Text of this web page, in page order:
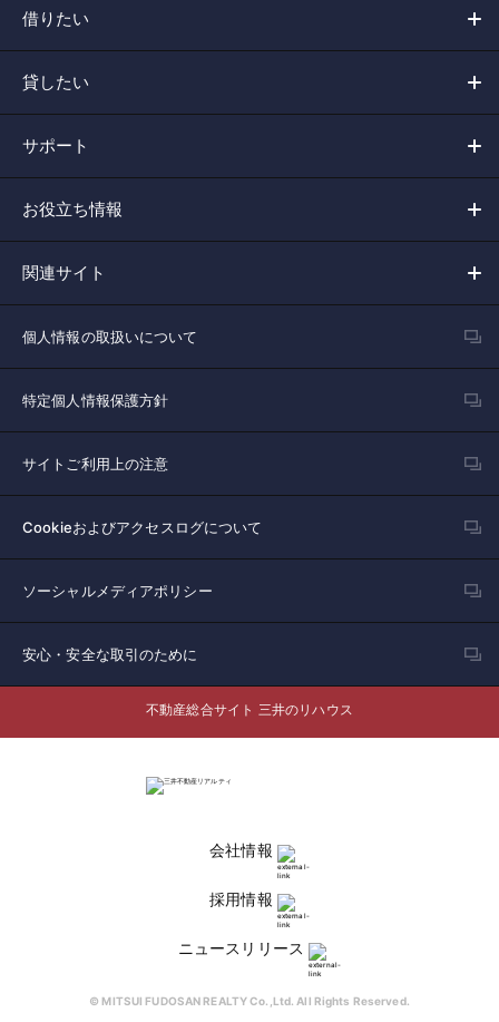
借りたい
貸したい
サポート
お役立ち情報
関連サイト
個人情報の取扱いについて
特定個人情報保護方針
サイトご利用上の注意
Cookieおよびアクセスログについて
ソーシャルメディアポリシー
安心・安全な取引のために
不動産総合サイト 三井のリハウス
会社情報
採用情報
ニュースリリース
© MITSUI FUDOSAN REALTY Co.,Ltd. All Rights Reserved.